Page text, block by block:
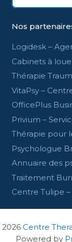
Nos
Logidesk –
Cabinets à
Thérapie
VitaPsy –
OfficePlus
Privium –
Thérapie pour
Psychologue
Annuaire des
Traitement
Centre Tulipe
Centre
Powered by